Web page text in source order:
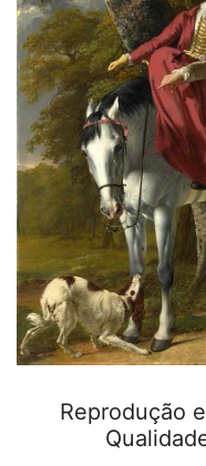
Reprodução